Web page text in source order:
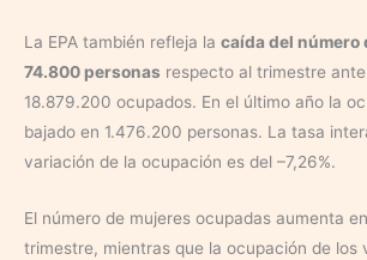
La EPA también refleja la caída del número
74.800 personas respecto al trimestre
18.879.200 ocupados. En el último año la
bajado en 1.476.200 personas. La tasa
variación de la ocupación es del –7,26%.
El número de mujeres ocupadas aumenta
trimestre, mientras que la ocupación de los